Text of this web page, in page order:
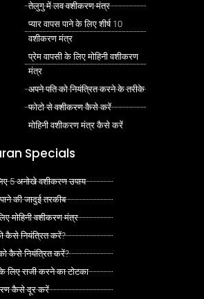
तेलुगु में लव वशीकरण मंत्र
प्यार वापस पाने के लिए शीर्ष 10
वशीकरण मंत्र
प्रेम वापसी के लिए मोहिनी वशीकरण
मंत्र
अपने पति को नियंत्रित करने के तरीके
फोटो से वशीकरण कैसे करें
मोहिनी वशीकरण मंत्र कैसे करें
Specials
5 अनोखे वशीकरण उपाय
की जादुई तरकीब
मोहिनी वशीकरण मंत्र
कैसे नियंत्रित करें?
कैसे नियंत्रित करें?
लिए राजी करने का टोटका
कैसे दूर करें